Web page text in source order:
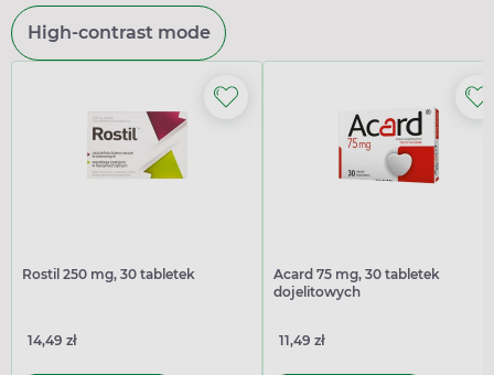
High-contrast mode
Rostil 250 mg, 30 tabletek
14,49 zł
Acard 75 mg, 30 tabletek
dojelitowych
11,49 zł